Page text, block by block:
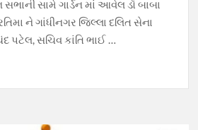
સભાની સામે ગાર્ડન માં આવેલ ડૉ બાબા
ને ગાંધીનગર જિલ્લા દલિત સેના
પટેલ, સચિવ કાંતિ ભાઈ …